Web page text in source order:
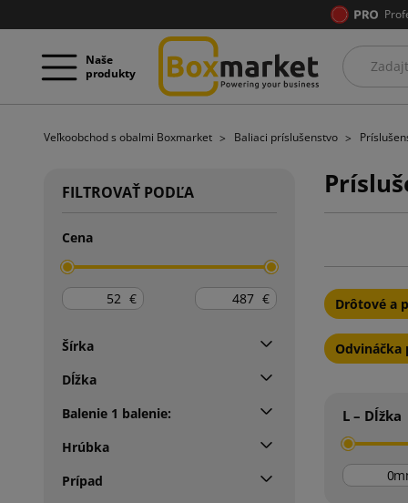
Naše
produkty
Veľkoobchod s obalmi Boxmarket Baliaci príslušenstvo
FILTROVAŤ PODĽA
Cena
€ €
Šírka
Dĺžka
Balenie 1 balenie:
Hrúbka
Prípad
Drôtové a
Odvináčka
L – Dĺžka